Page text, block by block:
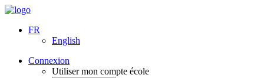
FR
English
Connexion
Utiliser mon compte école